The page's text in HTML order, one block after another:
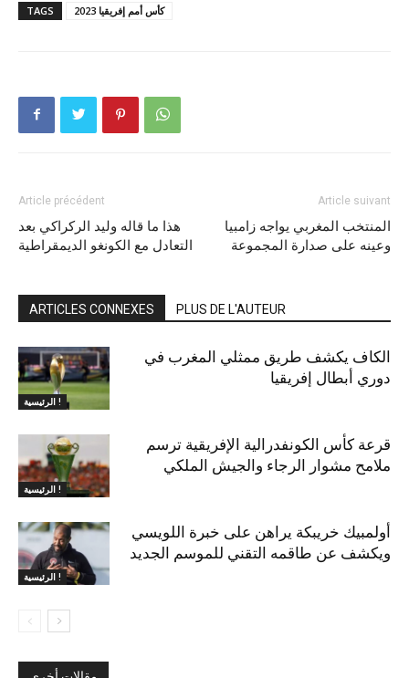
TAGS كأس أمم إفريقيا 2023
Article précédent
هذا ما قاله وليد الركراكي بعد
التعادل مع الكونغو الديمقراطية
Article suivant
المنتخب المغربي يواجه زامبيا
وعينه على صدارة المجموعة
ARTICLES CONNEXES PLUS DE L'AUTEUR
الرئيسية !
الكاف يكشف طريق ممثلي المغرب في
دوري أبطال إفريقيا
الرئيسية !
قرعة كأس الكونفدرالية الإفريقية ترسم
ملامح مشوار الرجاء والجيش الملكي
الرئيسية !
أولمبيك خريبكة يراهن على خبرة اللويسي
ويكشف عن طاقمه التقني للموسم الجديد